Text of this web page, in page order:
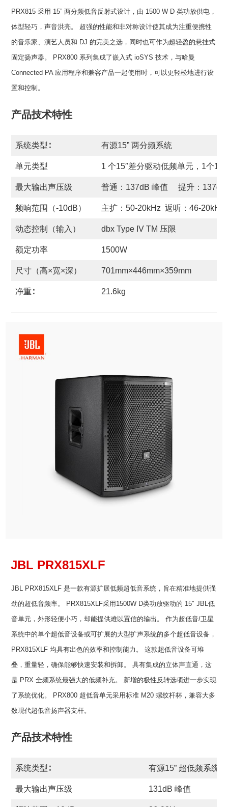
PRX815 采用 15” 两分频低音反射式设计，由 1500 W D 类功放供电，
体型轻巧，声音洪亮。 超强的性能和非对称设计使其成为注重便携性
的音乐家、演艺人员和 DJ 的完美之选，同时也可作为超轻盈的悬挂式
固定扬声器。 PRX800 系列集成了嵌入式 ioSYS 技术，与哈曼
Connected PA 应用程序和兼容产品一起使用时，可以更轻松地进行设
置和控制。
产品技术特性
系统类型∶ 有源15” 两分频系统
单元类型 1 个15″差分驱动低频单元，1个
最大输出声压级 普通：137dB 峰值 提升：137dB
频响范围（-10dB） 主扩：50-20kHz 返听：46-20kHz
动态控制（输入） dbx Type IV TM 压限
额定功率 1500W
尺寸（高×宽×深） 701mm×446mm×359mm
净重∶ 21.6kg
JBL PRX815XLF
JBL PRX815XLF 是一款有源扩展低频超低音系统，旨在精准地提供强
劲的超低音频率。 PRX815XLF采用1500W D类功放驱动的 15″ JBL低
音单元，外形轻便小巧，却能提供难以置信的输出。 作为超低音/卫星
系统中的单个超低音设备或可扩展的大型扩声系统的多个超低音设备，
PRX815XLF 均具有出色的效率和控制能力。 这款超低音设备可堆
叠，重量轻，确保能够快速安装和拆卸。 具有集成的立体声直通，这
是 PRX 全频系统最强大的低频补充。 新增的极性反转选项进一步实现
了系统优化。 PRX800 超低音单元采用标准 M20 螺纹杆杯，兼容大多
数现代超低音扬声器支杆。
产品技术特性
系统类型∶ 有源15” 超低频系统
最大输出声压级 131dB 峰值